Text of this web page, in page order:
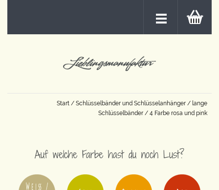
Start / Schlüsselbänder und Schlüsselanhänger / lange
Schlüsselbänder / 4 Farbe rosa und pink
Auf welche Farbe hast du noch Lust?